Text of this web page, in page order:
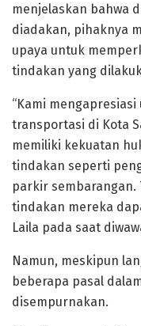
menjelaskan bahwa
diadakan, pihaknya
upaya untuk
tindakan yang
“Kami
transportasi di Kota
memiliki kekuatan
tindakan seperti
parkir sembarangan.
tindakan mereka
Laila pada saat
Namun, meskipun
beberapa pasal
disempurnakan.